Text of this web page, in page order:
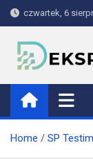
Skip
to
content
czwartek, 6
Home SP